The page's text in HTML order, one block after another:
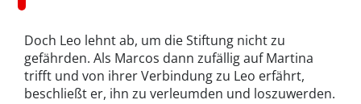
Doch Leo lehnt ab, um die Stiftung nicht zu
gefährden. Als Marcos dann zufällig auf Martina
trifft und von ihrer Verbindung zu Leo erfährt,
beschließt er, ihn zu verleumden und loszuwerden.